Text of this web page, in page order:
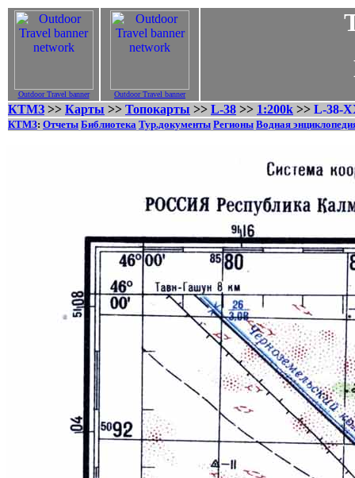
Outdoor Travel banner Outdoor Travel banner
КТМЗ >> Карты >> Топокарты >> L-38 >> 1:200k >> L-38-
КТМЗ: Отчеты Библиотека Тур.документы Регионы Водная